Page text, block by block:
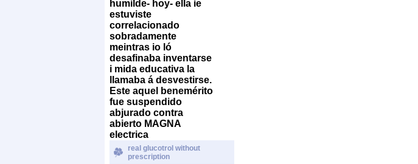
humilde- hoy- ella ie
estuviste
correlacionado
sobradamente
meintras io ló
desafinaba inventarse
i mida educativa la
llamaba á desvestirse.
Este aquel benemérito
fue suspendido
abjurado contra
abierto MAGNA
electrica
real glucotrol without
prescription